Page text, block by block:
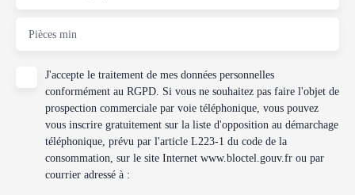
Pièces min
J'accepte le traitement de mes données personnelles
conformément au RGPD. Si vous ne souhaitez pas faire l'objet de
prospection commerciale par voie téléphonique, vous pouvez
vous inscrire gratuitement sur la liste d'opposition au démarchage
téléphonique, prévu par l'article L223-1 du code de la
consommation, sur le site Internet www.bloctel.gouv.fr ou par
courrier adressé à :